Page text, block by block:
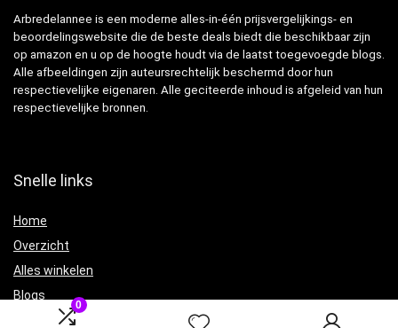
0
Arbredelannee is een moderne alles-in-één prijsvergelijkings- en
beoordelingswebsite die de beste deals biedt die beschikbaar zijn
op amazon en u op de hoogte houdt via de laatst toegevoegde blogs.
Alle afbeeldingen zijn auteursrechtelijk beschermd door hun
respectievelijke eigenaren. Alle geciteerde inhoud is afgeleid van hun
respectievelijke bronnen.
Snelle links
Home
Overzicht
Alles winkelen
Blogs
Onze webshops